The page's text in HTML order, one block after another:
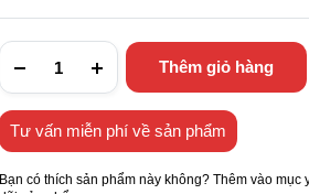
Thêm giỏ hàng
Tư vấn miễn phí về sản phẩm
Bạn có thích sản phẩm này không? Thêm vào